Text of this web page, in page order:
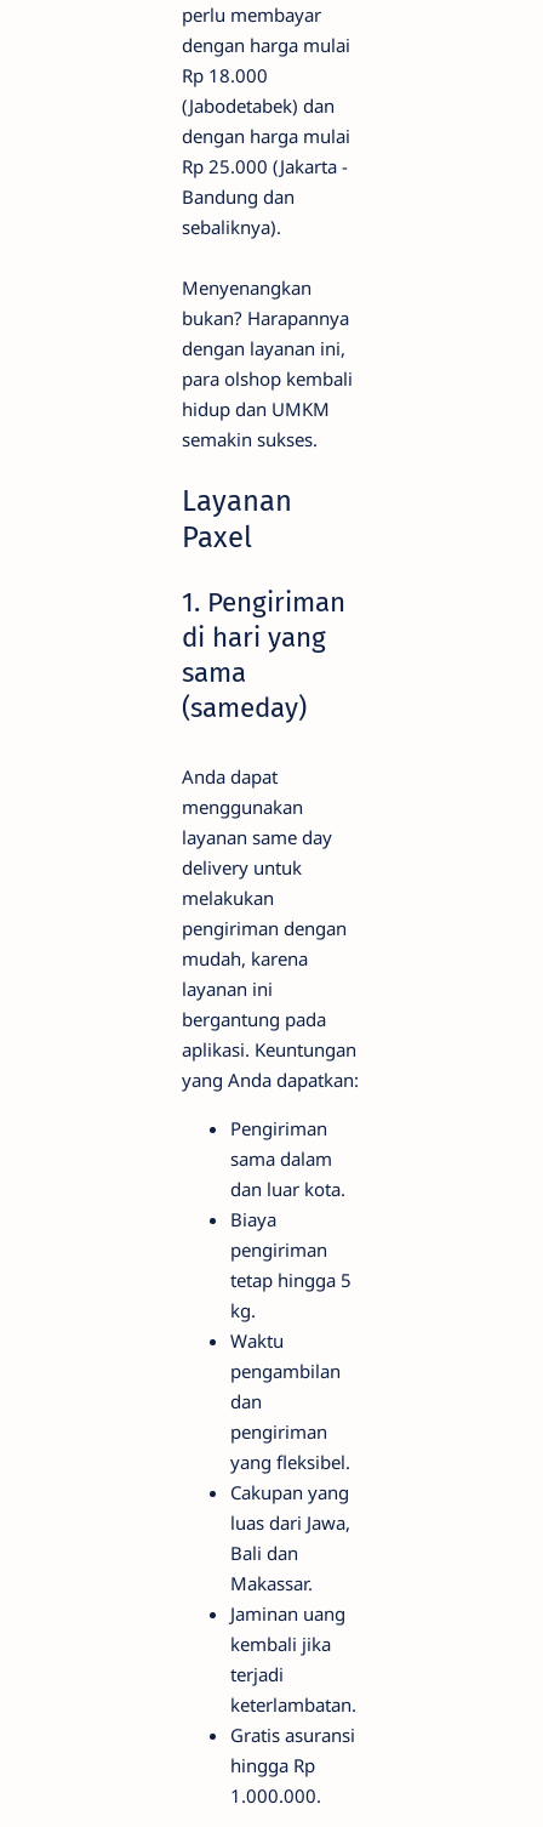
perlu membayar
dengan harga mulai
Rp 18.000
(Jabodetabek) dan
dengan harga mulai
Rp 25.000 (Jakarta -
Bandung dan
sebaliknya).
Menyenangkan
bukan? Harapannya
dengan layanan ini,
para olshop kembali
hidup dan UMKM
semakin sukses.
Layanan
Paxel
1. Pengiriman
di hari yang
sama
(sameday)
Anda dapat
menggunakan
layanan same day
delivery untuk
melakukan
pengiriman dengan
mudah, karena
layanan ini
bergantung pada
aplikasi. Keuntungan
yang Anda dapatkan:
Pengiriman
sama dalam
dan luar kota.
Biaya
pengiriman
tetap hingga 5
kg.
Waktu
pengambilan
dan
pengiriman
yang fleksibel.
Cakupan yang
luas dari Jawa,
Bali dan
Makassar.
Jaminan uang
kembali jika
terjadi
keterlambatan.
Gratis asuransi
hingga Rp
1.000.000.